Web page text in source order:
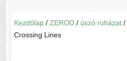
Kezdőlap/ ZEROD/ úszó ruházat/
Crossing Lines